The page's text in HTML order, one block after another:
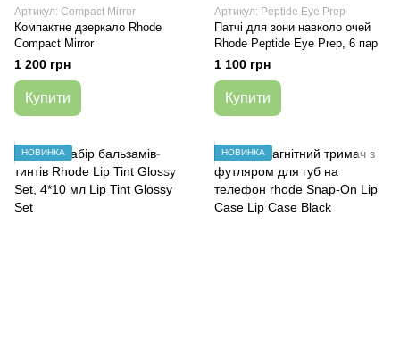
Артикул: Compact Mirror
Компактне дзеркало Rhode
Compact Mirror
1 200 грн
Купити
Артикул: Peptide Eye Prep
Патчі для зони навколо очей
Rhode Peptide Eye Prep, 6 пар
1 100 грн
Купити
НОВИНКА НОВИНКА